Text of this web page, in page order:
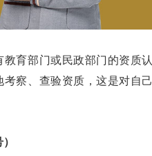
育部门或民政部门的资质认
察、查验资质，这是对自己